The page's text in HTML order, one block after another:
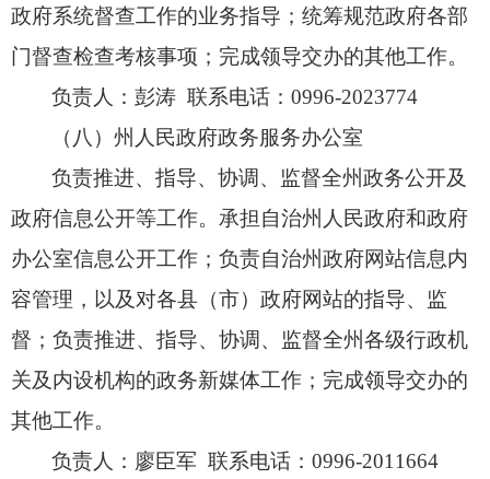
政府系统督查工作的业务指导； 统筹规范政府各部
门督查检查考核事项； 完成领导交办的其他工作。
负责人：彭涛 联系电话：0996-2023774
（八）州人民政府政务服务办公室
负责推进、指导、协调、 监督全州政务公开及
政府信息公开等工作。 承担自治州人民政府和政府
办公室信息公开工作； 负责自治州政府网站信息内
容管理， 以及对各县（市）政府网站的指导、 监
督； 负责推进、 指导、 协调、 监督全州各级行政机
关及内设机构的政务新媒体工作； 完成领导交办的
其他工作。
负责人：廖臣军 联系电话：0996-2011664